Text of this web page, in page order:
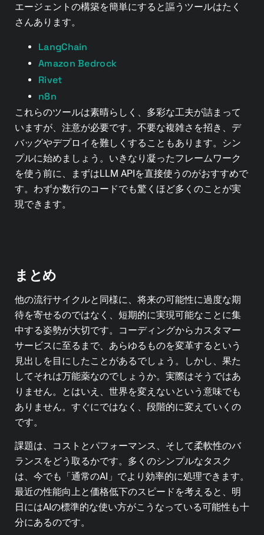
エージェントの構築を簡単にすると謳うツールはたく
さんあります。
LangChain
Amazon Bedrock
Rivet
n8n
これらのツールは素晴らしく、多彩な工夫が詰まって
いますが、注意が必要です。不要な複雑さを招き、デ
バッグやデプロイを難しくすることもあります。シン
プルに始めましょう。いきなり凝ったフレームワーク
を使う前に、まずはLLM APIを直接使うのがおすすめで
す。わずか数行のコードでも驚くほど多くのことが実
現できます。
まとめ
他の流行サイクルと同様に、将来の可能性に過度な期
待を寄せるのではなく、短期的に実現可能なことに集
中する姿勢が大切です。コーディングからカスタマー
サービスに至るまで、あらゆるものを変革するという
見出しを目にしたことがあるでしょう。しかし、果た
してそれは万能薬なのでしょうか。実際はそうではあ
りません。とはいえ、世界を変えないという意味でも
ありません。すぐにではなく、段階的に変えていくの
です。
課題は、コストとパフォーマンス、そして柔軟性のバ
ランスをどう取るかです。多くのシンプルなタスク
は、今でも「通常のAI」でより効率的に処理できます。
最近の性能向上と価格低下のスピードを考えると、明
日にはAIの標準的な使い方がこうなっている可能性も十
分にあるのです。